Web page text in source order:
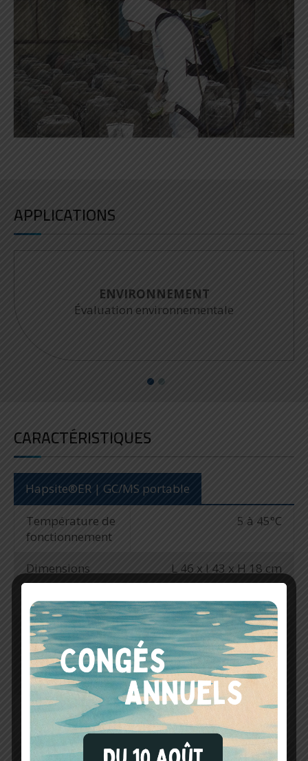
APPLICATIONS
SÉCURITÉ
Surveillance chimique, Intervention
d'urgence
CARACTÉRISTIQUES
Hapsite®ER | GC/MS portable
Température de
fonctionnement
5 à 45°C
Dimensions
L 46 x l 43 x H 18 cm
Poids
19 lg (batterie incluse)
Alimentation
Batterie NiMH
rechargeable ou
convertisseur CA
(autonomie 2-3h)
Consommation
électrique
30 Watt
Disque dur 16 GB